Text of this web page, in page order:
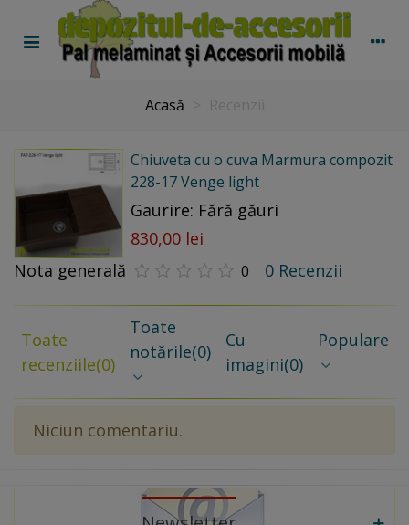
Acasă
Chiuveta cu o cuva Marmura compozit
228-17 Venge light
Gaurire: Fără găuri
830,00 lei
Nota generală
0 0 Recenzii
Toate
recenziile(0)
Toate
notările(0)
Cu
imagini(0)
Populare
Niciun comentariu.